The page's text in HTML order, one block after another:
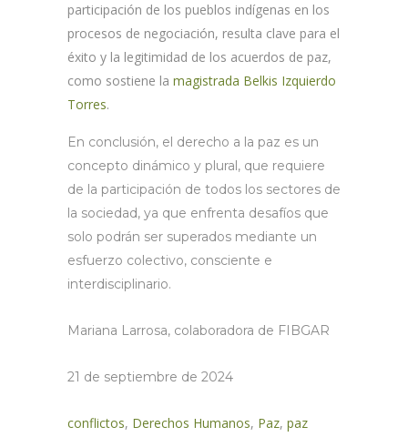
participación de los pueblos indígenas en los
procesos de negociación, resulta clave para el
éxito y la legitimidad de los acuerdos de paz,
como sostiene la magistrada Belkis Izquierdo
Torres.
En conclusión, el derecho a la paz es un
concepto dinámico y plural, que requiere
de la participación de todos los sectores de
la sociedad, ya que enfrenta desafíos que
solo podrán ser superados mediante un
esfuerzo colectivo, consciente e
interdisciplinario.
Mariana Larrosa, colaboradora de FIBGAR
21 de septiembre de 2024
conflictos, Derechos Humanos, Paz, paz